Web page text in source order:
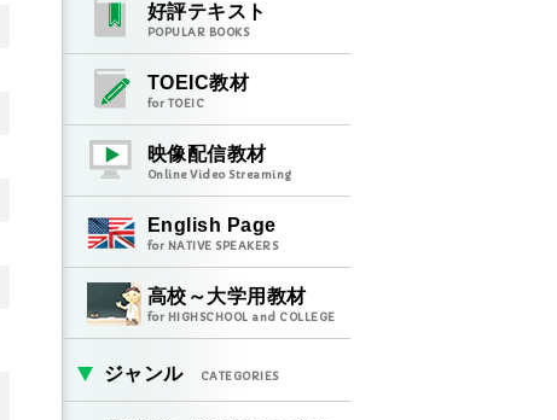
好評テキスト
POPULAR BOOKS
TOEIC教材
for TOEIC
映像配信教材
Online Video Streaming
English Page
for NATIVE SPEAKERS
高校～大学用教材
for HIGHSCHOOL and COLLEGE
ジャンル CATEGORIES